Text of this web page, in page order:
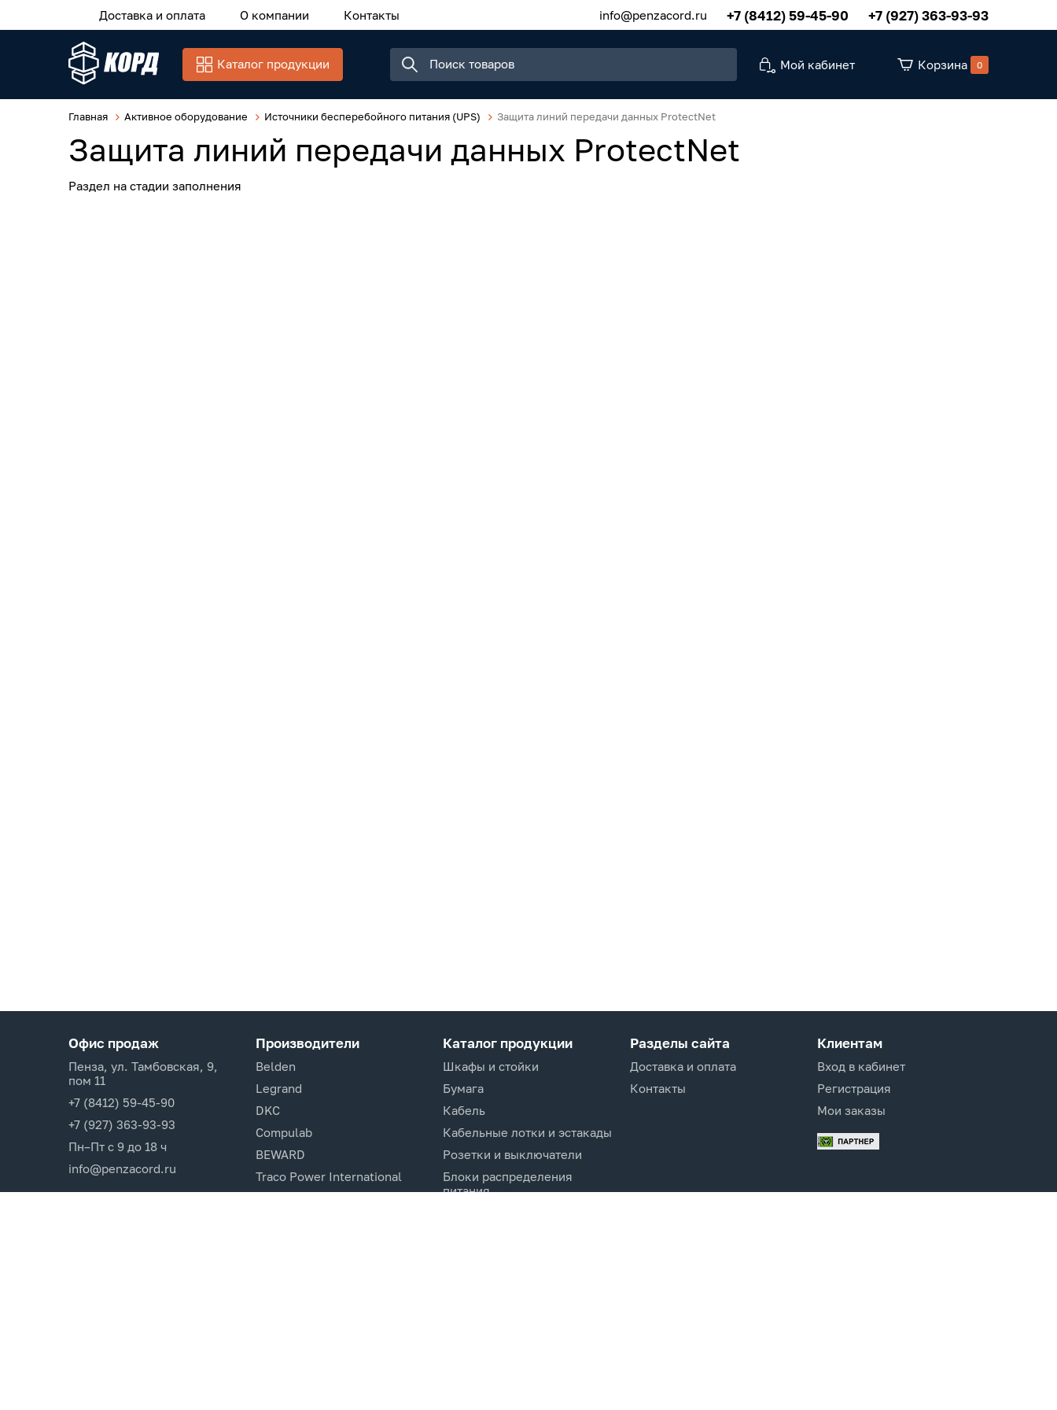
Доставка и оплата О компании Контакты info@penzacord.ru +7 (8412) 59-45-90 +7 (927) 363-93-93
Каталог продукции Мой кабинет Корзина 0
Главная Активное оборудование Источники бесперебойного питания (UPS) Защита линий передачи данных ProtectNet
Защита линий передачи данных ProtectNet
Раздел на стадии заполнения
Офис продаж
Пенза, ул. Тамбовская, 9,
пом 11
+7 (8412) 59-45-90
+7 (927) 363-93-93
Пн–Пт с 9 до 18 ч
info@penzacord.ru
Производители
Belden
Legrand
DKC
Compulab
BEWARD
Traco Power International
Каталог продукции
Шкафы и стойки
Бумага
Кабель
Кабельные лотки и эстакады
Розетки и выключатели
Блоки распределения
питания
Разделы сайта
Доставка и оплата
Контакты
Клиентам
Вход в кабинет
Регистрация
Мои заказы